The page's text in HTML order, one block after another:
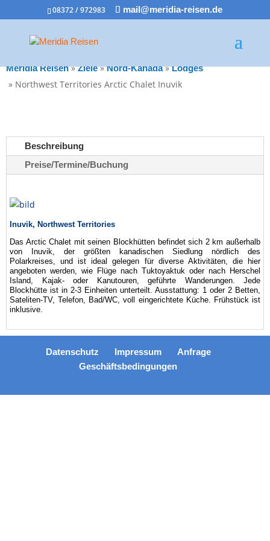
08372 / 972983 mail@meridia-reisen.de
Meridia Reisen»Ziele»Nord-Kanada»Lodges
» Northwest Territories Arctic Chalet Inuvik
Beschreibung
Preise/Termine/Buchung
Inuvik, Northwest Territories
Das Arctic Chalet mit seinen Blockhütten befindet sich 2 km außerhalb
von Inuvik, der größten kanadischen Siedlung nördlich des
Polarkreises, und ist ideal gelegen für diverse Aktivitäten, die hier
angeboten werden, wie Flüge nach Tuktoyaktuk oder nach Herschel
Island, Kajak- oder Kanutouren, geführte Wanderungen. Jede
Blockhütte ist in 2-3 Einheiten unterteilt. Ausstattung: 1 oder 2 Betten,
Sateliten-TV, Telefon, Bad/WC, voll eingerichtete Küche. Frühstück ist
inklusive.
Datenschutz Impressum
Anfrage
Geschäftsbedingungen